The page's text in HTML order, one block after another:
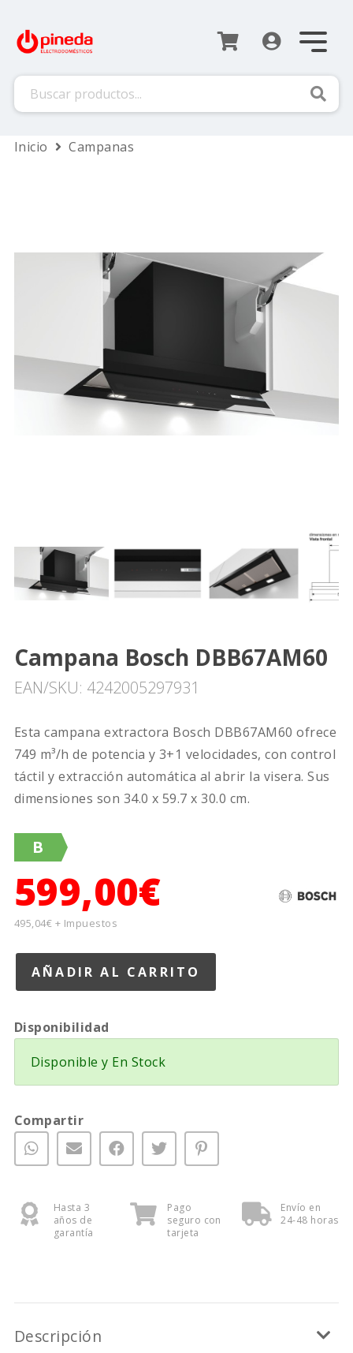
Inicio
 Campanas
Campana Bosch DBB67AM60
EAN/SKU: 4242005297931
Esta campana extractora Bosch DBB67AM60 ofrece
749 m³/h de potencia y 3+1 velocidades, con control
táctil y extracción automática al abrir la visera. Sus
dimensiones son 34.0 x 59.7 x 30.0 cm.
B
599,00€
495,04€ + Impuestos
Disponibilidad
Disponible y En Stock
Compartir
Hasta 3
años de
garantía
Pago
seguro con
tarjeta
Envío en
24-48 horas
Descripción